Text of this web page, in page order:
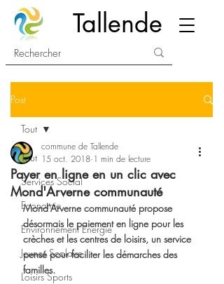
Tallende
Post
Tout
Services Social
Economie
Environnement Energie
Jeunes Scolaire
Loisirs Sports
Tout
Payer en ligne en un clic avec
Mond'Arverne communauté
commune de Tallende
15 oct. 2018 1 min de lecture
Mond'Arverne communauté propose
désormais le paiement en ligne pour les
crèches et les centres de loisirs, un service
pensé pour faciliter les démarches des
familles.